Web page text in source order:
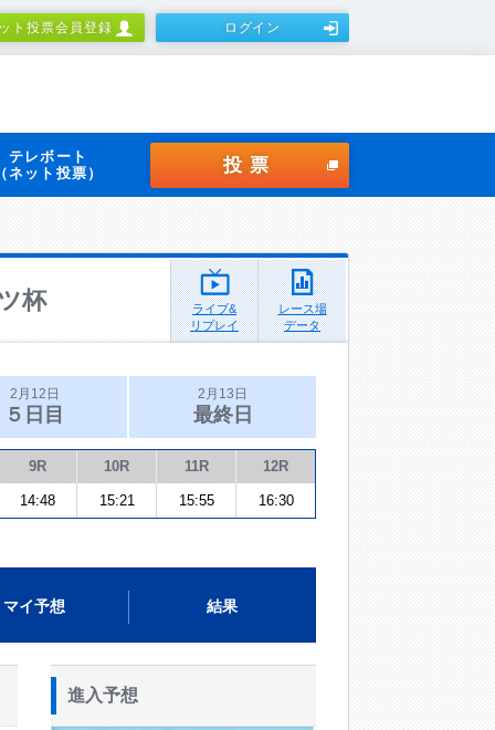
ト投票会員登録 ログイン
テレボート
ネット投票）
投票
杯
ライブ&
リプレイ
レース場
データ
2月12日
５日目
2月13日
最終日
9R 10R 11R 12R
14:48 15:21 15:55 16:30
マイ予想 結果
進入予想